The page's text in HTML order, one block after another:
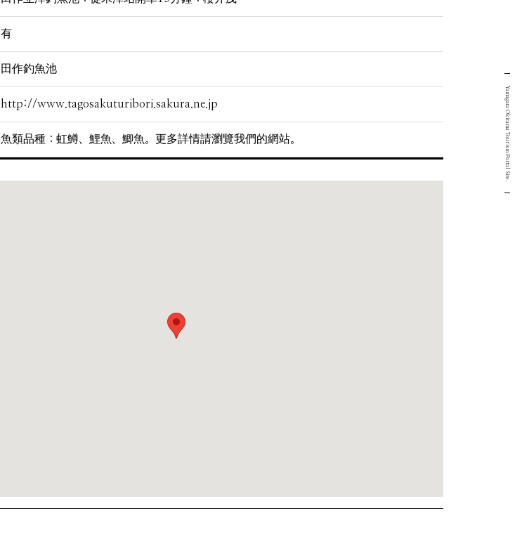
有
田作釣魚池
http://www.tagosakuturibori.sakura.ne.jp
魚類品種：虹鱒、鯉魚、鯽魚。更多詳情請瀏覽我們的網站。 Yamagata Okitama Tourism Portal Site.